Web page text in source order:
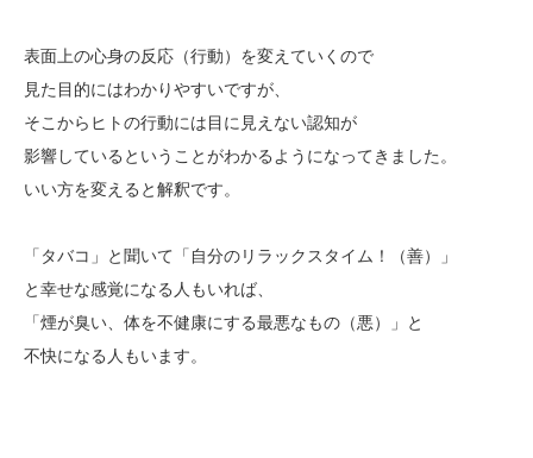
表面上の心身の反応（行動）を変えていくので
見た目的にはわかりやすいですが、
そこからヒトの行動には目に見えない認知が
影響しているということがわかるようになってきました。
いい方を変えると解釈です。
「タバコ」と聞いて「自分のリラックスタイム！（善）」
と幸せな感覚になる人もいれば、
「煙が臭い、体を不健康にする最悪なもの（悪）」と
不快になる人もいます。